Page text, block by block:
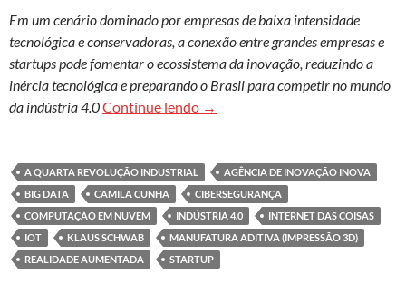
Em um cenário dominado por empresas de baixa intensidade
tecnológica e conservadoras, a conexão entre grandes empresas e
startups pode fomentar o ecossistema da inovação, reduzindo a
inércia tecnológica e preparando o Brasil para competir no mundo
da indústria 4.0Continue lendo Startups para reiniciar e
→
A QUARTA REVOLUÇÃO INDUSTRIAL
AGÊNCIA DE INOVAÇÃO INOVA
BIG DATA
CAMILA CUNHA
CIBERSEGURANÇA
COMPUTAÇÃO EM NUVEM
INDÚSTRIA 4.0
INTERNET DAS COISAS
IOT
KLAUS SCHWAB
MANUFATURA ADITIVA (IMPRESSÃO 3D)
REALIDADE AUMENTADA
STARTUP